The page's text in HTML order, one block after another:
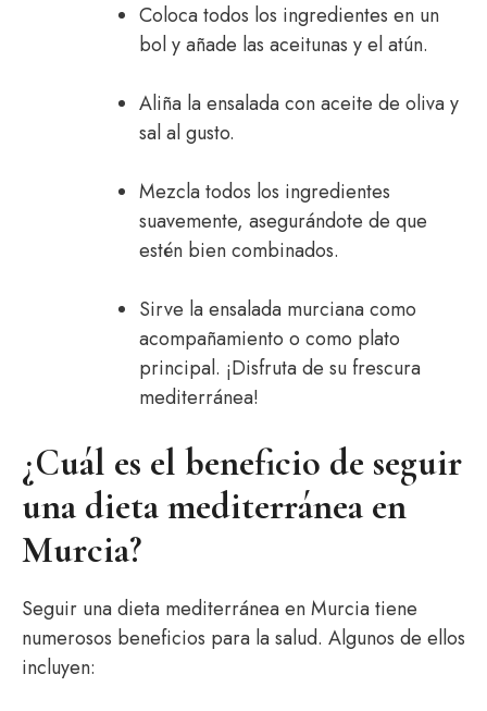
Coloca todos los ingredientes en un
bol y añade las aceitunas y el atún.
Aliña la ensalada con aceite de oliva y
sal al gusto.
Mezcla todos los ingredientes
suavemente, asegurándote de que
estén bien combinados.
Sirve la ensalada murciana como
acompañamiento o como plato
principal. ¡Disfruta de su frescura
mediterránea!
¿Cuál es el beneficio de seguir
una dieta mediterránea en
Murcia?
Seguir una dieta mediterránea en Murcia tiene
numerosos beneficios para la salud. Algunos de ellos
incluyen: